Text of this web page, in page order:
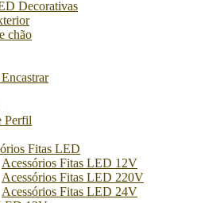
Decorativas
chão
Perfil
Fitas LED
Acessórios Fitas LED 12V
Acessórios Fitas LED 220V
Acessórios Fitas LED 24V